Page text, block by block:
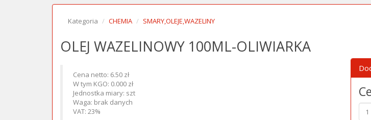
Kategoria CHEMIA SMARY,OLEJE,WAZELINY
OLEJ WAZELINOWY 100ML-OLIWIARKA
Cena netto: 6.50 zł
W tym KGO: 0.000 zł
Jednostka miary: szt
Waga: brak danych
VAT: 23%